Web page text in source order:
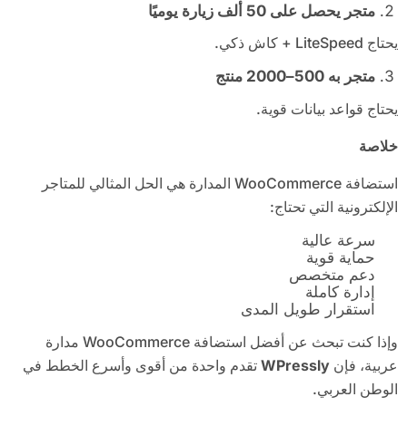
متجر يحصل على 50 ألف زيارة يوميًا
يحتاج LiteSpeed + كاش ذكي.
متجر به 500–2000 منتج
يحتاج قواعد بيانات قوية.
خلاصة
استضافة WooCommerce المدارة هي الحل المثالي للمتاجر
الإلكترونية التي تحتاج:
سرعة عالية
حماية قوية
دعم متخصص
إدارة كاملة
استقرار طويل المدى
وإذا كنت تبحث عن أفضل استضافة WooCommerce مدارة
عربية، فإن WPresslyتقدم واحدة من أقوى وأسرع الخطط في
الوطن العربي.